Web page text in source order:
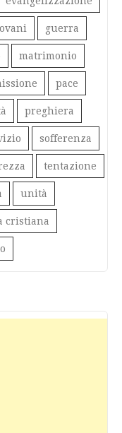
guerra
matrimonio
pace
preghiera
sofferenza
tentazione
unità
cristiana